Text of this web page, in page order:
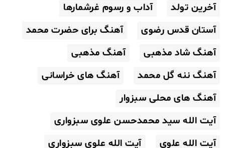
آخرین تولد
آداب و رسوم غرشمارها
آستان قدس رضوی
آهنگ برای حضرت محمد
آهنگ شاد مذهبی
آهنگ مذهبی
آهنگ ننه گل محمد
آهنگ های خراسانی
آهنگ های محلی سبزوار
آیت الله سید محمدحسن علوی سبزواری
آیت الله علوی
آیت الله علوی سبزواری